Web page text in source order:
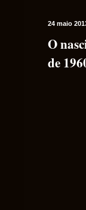
24 maio
O
de